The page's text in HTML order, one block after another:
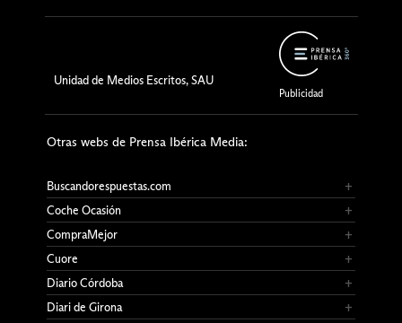
Otras webs de Prensa Ibérica Media:
Buscandorespuestas.com
Coche Ocasión
CompraMejor
Cuore
Diario Córdoba
Diari de Girona